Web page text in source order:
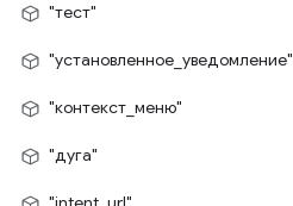
"тест"
"установленное_уведомление"
"контекст_меню"
"дуга"